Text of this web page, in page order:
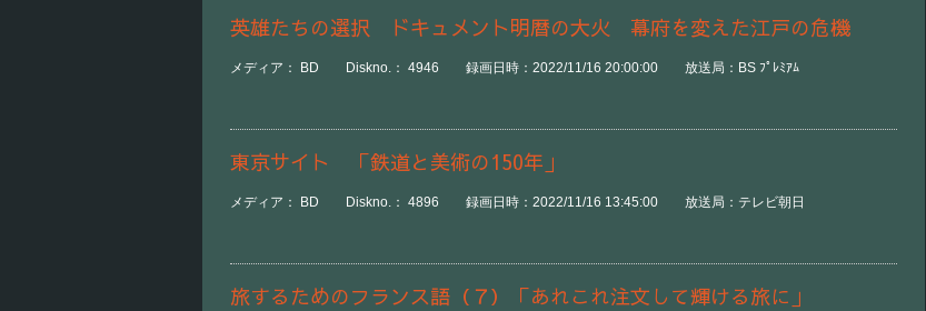
英雄たちの選択 ドキュメント明暦の大火 幕府を変えた江戸の危機
メディア： BD Diskno.： 4946 録画日時：2022/11/16 20:00:00 放送局：BS ﾌﾟﾚﾐｱﾑ
東京サイト 「鉄道と美術の150年」
メディア： BD Diskno.： 4896 録画日時：2022/11/16 13:45:00 放送局：テレビ朝日
旅するためのフランス語（７）「あれこれ注文して輝ける旅に」